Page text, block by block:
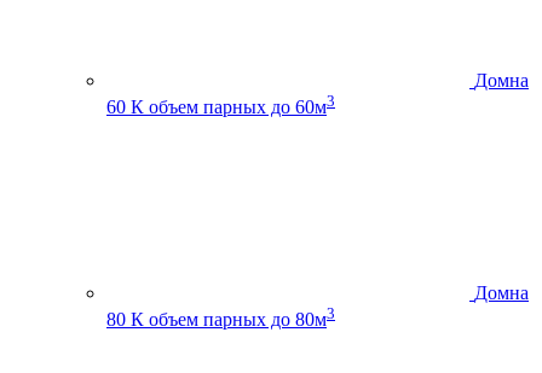
Домна
60 К объем парных до 60м3
Домна
80 К объем парных до 80м3